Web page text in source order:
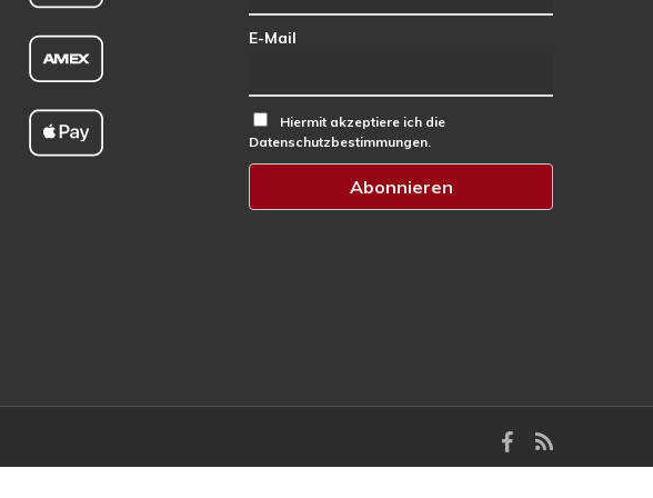
E-Mail
Hiermit akzeptiere ich die
Datenschutzbestimmungen.
facebook
RSS